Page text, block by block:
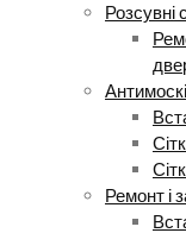
Розсувні
Ремонт і